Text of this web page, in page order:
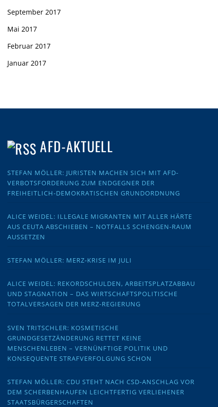
September 2017
Mai 2017
Februar 2017
Januar 2017
AFD-AKTUELL
STEFAN MÖLLER: JURISTEN MACHEN SICH MIT AFD-
VERBOTSFORDERUNG ZUM ENDGEGNER DER
FREIHEITLICH-DEMOKRATISCHEN GRUNDORDNUNG
ALICE WEIDEL: ILLEGALE MIGRANTEN MIT ALLER HÄRTE
AUS CEUTA ABSCHIEBEN – NOTFALLS SCHENGEN-RAUM
AUSSETZEN
STEFAN MÖLLER: MERZ-KRISE IM JULI
ALICE WEIDEL: REKORDSCHULDEN, ARBEITSPLATZABBAU
UND STAGNATION – DAS WIRTSCHAFTSPOLITISCHE
TOTALVERSAGEN DER MERZ-REGIERUNG
SVEN TRITSCHLER: KOSMETISCHE
GRUNDGESETZÄNDERUNG RETTET KEINE
MENSCHENLEBEN – VERNÜNFTIGE POLITIK UND
KONSEQUENTE STRAFVERFOLGUNG SCHON
STEFAN MÖLLER: CDU STEHT NACH CSD-ANSCHLAG VOR
DEM SCHERBENHAUFEN LEICHTFERTIG VERLIEHENER
STAATSBÜRGERSCHAFTEN